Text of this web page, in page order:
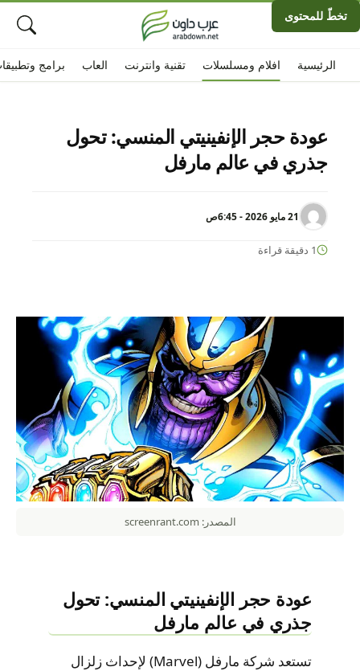
تخطّ للمحتوى
الرئيسية افلام ومسلسلات تقنية وانترنت العاب برامج
عودة حجر الإنفينيتي المنسي: تحول
جذري في عالم مارفل
21 مايو 2026 - 6:45ص
1 دقيقة قراءة
المصدر: screenrant.com
عودة حجر الإنفينيتي المنسي: تحول
جذري في عالم مارفل
تستعد شركة مارفل (Marvel) لإحداث زلزال